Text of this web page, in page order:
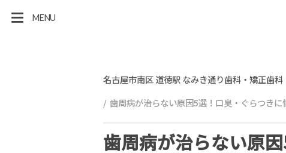
MENU
名古屋市南区 道徳駅 なみき通り歯科・矯正歯科
歯周病が治らない原因5選！口臭・ぐらつき
歯周病が治らない原